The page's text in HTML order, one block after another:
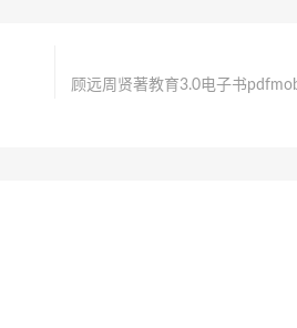
顾远周贤著教育3.0电子书